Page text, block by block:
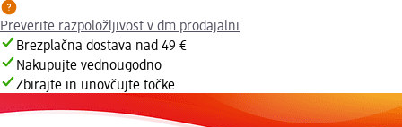
Preverite razpoložljivost v dm prodajalni
Brezplačna dostava nad 49 €
Nakupujte vednougodno
Zbirajte in unovčujte točke